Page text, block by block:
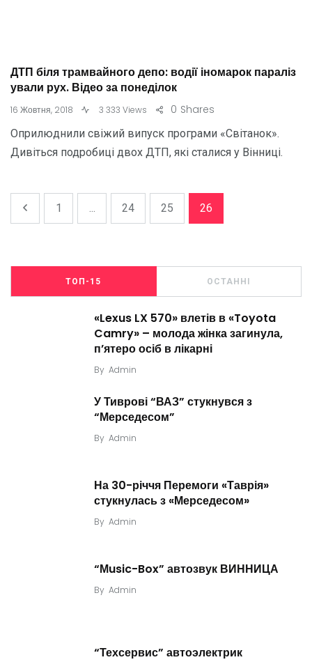
ДТП біля трамвайного депо: водії іномарок параліз
ували рух. Відео за понеділок
16 Жовтня, 2018 3 333 Views Shares
0
Оприлюднили свіжий випуск програми «Світанок».
Дивіться подробиці двох ДТП, які сталися у Вінниці.
1 ... 24 25 26
ТОП-15 ОСТАННІ
«Lexus LX 570» влетів в «Toyota
Camry» – молода жінка загинула,
п’ятеро осіб в лікарні
By Admin
У Тиврові “ВАЗ” стукнувся з
“Мерседесом”
By Admin
На 30-річчя Перемоги «Таврія»
стукнулась з «Мерседесом»
By Admin
“Мusic-Box” автозвук ВИННИЦА
By Admin
“Техсервис” автоэлектрик